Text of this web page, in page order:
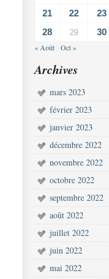
21 22 23
28 29 30
« Août Oct »
Archives
mars 2023
février 2023
janvier 2023
décembre 2022
novembre 2022
octobre 2022
septembre 2022
août 2022
juillet 2022
juin 2022
mai 2022